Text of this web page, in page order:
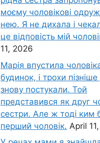
моєму чоловікові
нею. Я не дихала і
це відповість мій
11, 2026
Марія впустила
будинок, і трохи пізніше
знову постукали. Той
представився як друг
сестри. Але ж тоді ким
перший чоловік. April